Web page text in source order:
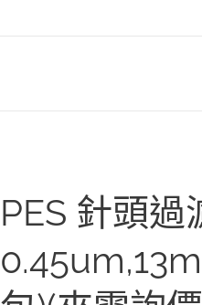
PES 針頭過